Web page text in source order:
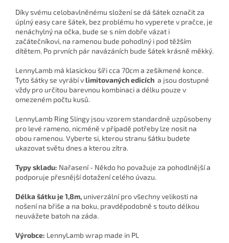
Díky svému celobavlněnému složení se dá šátek označit za
úplný easy care šátek, bez problému ho vyperete v pračce, je
nenáchylný na očka, bude se s ním dobře vázat i
začátečníkovi, na ramenou bude pohodlný i pod těžším
dítětem. Po prvních pár navázáních bude šátek krásně měkký.
LennyLamb má klasickou šíři cca 70cm a zešikmené konce.
Tyto šátky se vyrábí vlimitovaných edicích a jsou dostupné
vždy pro určitou barevnou kombinaci a délku pouze v
omezeném počtu kusů.
LennyLamb Ring Slingy jsou vzorem standardně uzpůsobeny
pro levé rameno, nicméně v případě potřeby lze nosit na
obou ramenou. Vyberte si, kterou stranu šátku budete
ukazovat světu dnes a kterou zítra.
Typy skladu: Nařasení - Někdo ho považuje za pohodlnější a
podporuje přesnější dotažení celého úvazu.
Délka šátku je 1,8m, univerzální pro všechny velikosti na
nošení na břiše a na boku, pravděpodobně s touto délkou
neuvážete batoh na záda.
Výrobce: LennyLamb wrap made in PL